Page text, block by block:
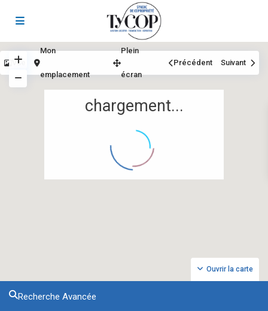
chargement...
Ouvrir la carte
Vue
Mon
emplacement
Plein
écran
Précédent Suivant
Recherche Avancée